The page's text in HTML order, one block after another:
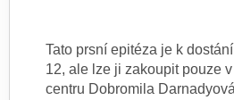
Tato prsní epitéza je k
12, ale lze ji zakoupit pouze
centru Dobromila